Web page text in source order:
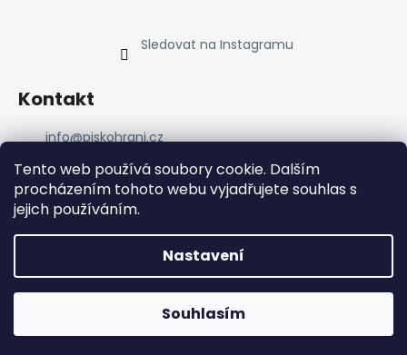
Tento web používá soubory cookie. Dalším
procházením tohoto webu vyjadřujete souhlas s
jejich používáním.
Nastavení
Souhlasím
Sledovat na Instagramu
Kontakt
info@piskohrani.cz
+420 723 753 053
723 753 053
Piskohrani
piskohrani/
+420 723 753 053
Vytvořil Shoptet
Pískohraní. Všechna práva vyhrazena.